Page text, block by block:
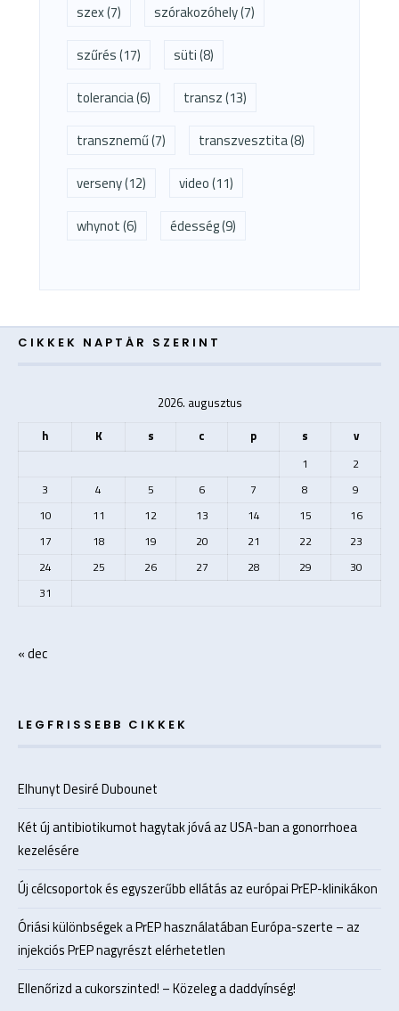
szex(7) szórakozóhely(7)
szűrés(17) süti(8)
tolerancia(6) transz(13)
transznemű(7) transzvesztita(8)
verseny(12) video(11)
whynot(6) édesség(9)
CIKKEK NAPTÁR SZERINT
2026. augusztus
h
K s c p s v
1
2
3
4 5 6 7 8
9
10
11 12 13 14 15
16
17
18 19 20 21 22
23
24
25 26 27 28 29
30
31
« dec
LEGFRISSEBB CIKKEK
Elhunyt Desiré Dubounet
Két új antibiotikumot hagytak jóvá az USA-ban a gonorrhoea
kezelésére
Új célcsoportok és egyszerűbb ellátás az európai PrEP-klinikákon
Óriási különbségek a PrEP használatában Európa-szerte – az
injekciós PrEP nagyrészt elérhetetlen
Ellenőrizd a cukorszinted! – Közeleg a daddyínség!